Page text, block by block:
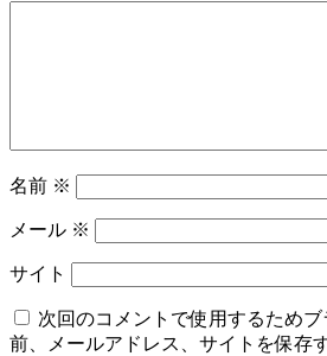
名前 ※
メール ※
サイト
次回のコメントで使用するため
前、メールアドレス、サイトを保存す